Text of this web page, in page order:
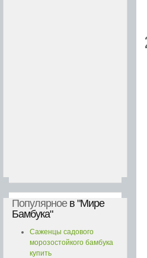
Популярноев "Мире
Бамбука"
Саженцы садового
морозостойкого бамбука
купить